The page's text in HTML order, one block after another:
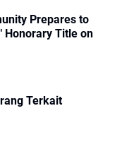
Prepares to
Honorary Title on
Terkait